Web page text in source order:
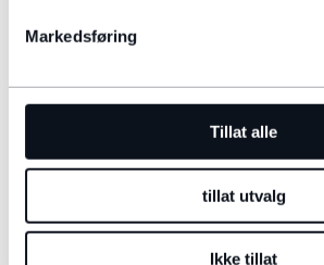
Markedsføring
Tillat alle
tillat utvalg
Ikke tillat
VILKÅR OG BETINGELSER